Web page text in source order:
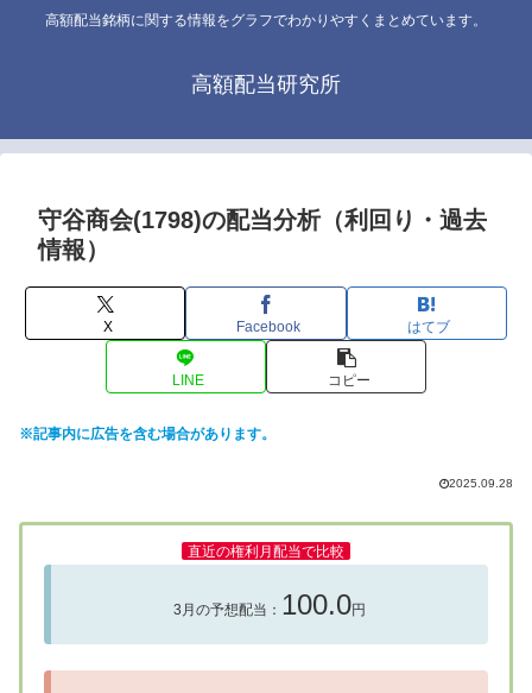
高額配当銘柄に関する情報をグラフでわかりやすくまとめています。
高額配当研究所
守谷商会(1798)の配当分析（利回り・過去
情報）
X Facebook はてブ
LINE コピー
※記事内に広告を含む場合があります。
2025.09.28
直近の権利月配当で比較
3月の予想配当： 100.0円